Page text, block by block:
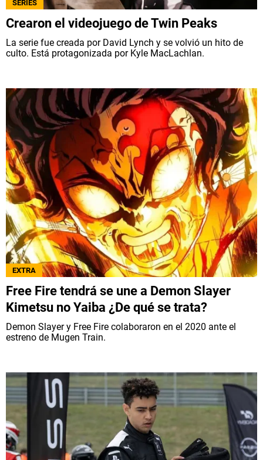
SERIES
Crearon el videojuego de Twin Peaks
La serie fue creada por David Lynch y se volvió un hito de
culto. Está protagonizada por Kyle MacLachlan.
EXTRA
Free Fire tendrá se une a Demon Slayer
Kimetsu no Yaiba ¿De qué se trata?
Demon Slayer y Free Fire colaboraron en el 2020 ante el
estreno de Mugen Train.